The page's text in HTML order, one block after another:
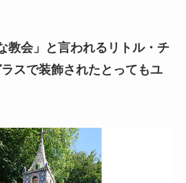
教会」と言われるリトル・チ
スで装飾されたとってもユ